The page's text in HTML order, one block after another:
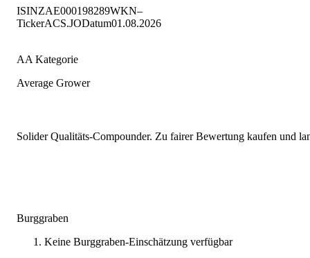
ISINZAE000198289WKN–
TickerACS.JODatum01.08.2026
AA Kategorie
Average Grower
Solider Qualitäts-Compounder. Zu fairer Bewertung kaufen und
Burggraben
Keine Burggraben-Einschätzung verfügbar